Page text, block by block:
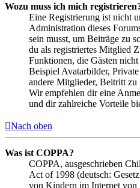
Wozu muss ich mich
Eine Registrierung ist nicht
Administration dieses
sein musst, um Beiträge zu
du als registriertes Mitglied
Funktionen, die Gästen
Beispiel Avatarbilder,
andere Mitglieder, Beitritt zu
Wir empfehlen dir eine
und dir zahlreiche Vorteile
Nach oben
Was ist COPPA?
COPPA, ausgeschrieben
Act of 1998 (deutsch:
von Kindern im Internet von